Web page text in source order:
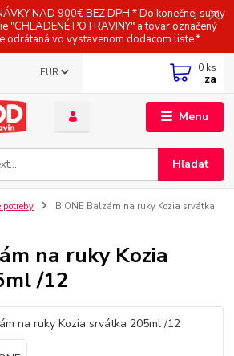
NAD 900€ BEZ DPH * Do konečnej sumy
"CHLADENÉ POTRAVINY" a tovar označený
odrátaná vo vystavenom dodacom liste.*
Menu
EUR
Hľadať
0 ks
za
potreby
BIONE Balzám na ruky Kozia srvátka
na ruky Kozia
/12